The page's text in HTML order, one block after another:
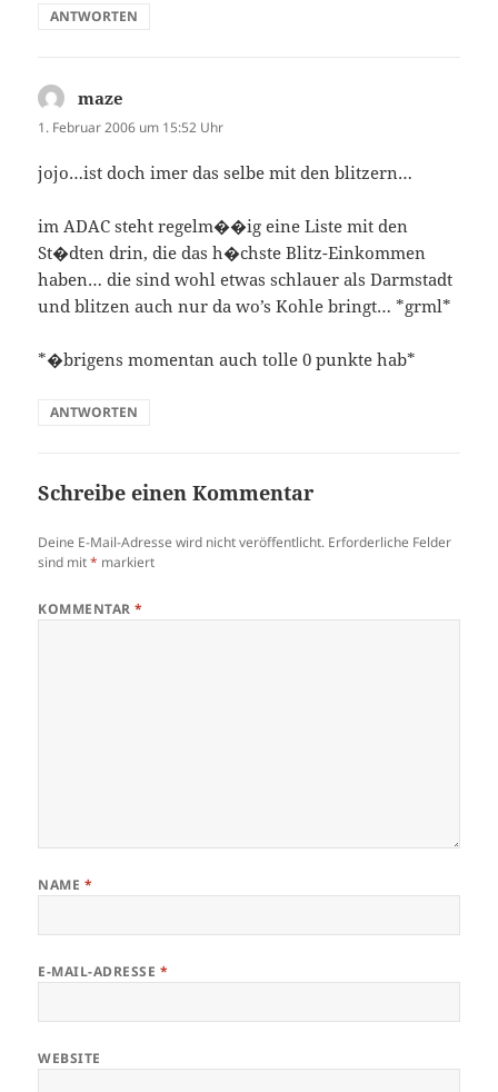
ANTWORTEN
maze
1. Februar 2006 um 15:52 Uhr
jojo…ist doch imer das selbe mit den blitzern…
im ADAC steht regelm��ig eine Liste mit den
St�dten drin, die das h�chste Blitz-Einkommen
haben… die sind wohl etwas schlauer als Darmstadt
und blitzen auch nur da wo’s Kohle bringt… *grml*
*�brigens momentan auch tolle 0 punkte hab*
ANTWORTEN
Schreibe einen Kommentar
Deine E-Mail-Adresse wird nicht veröffentlicht. Erforderliche Felder
sind mit* markiert
KOMMENTAR*
NAME *
E-MAIL-ADRESSE *
WEBSITE